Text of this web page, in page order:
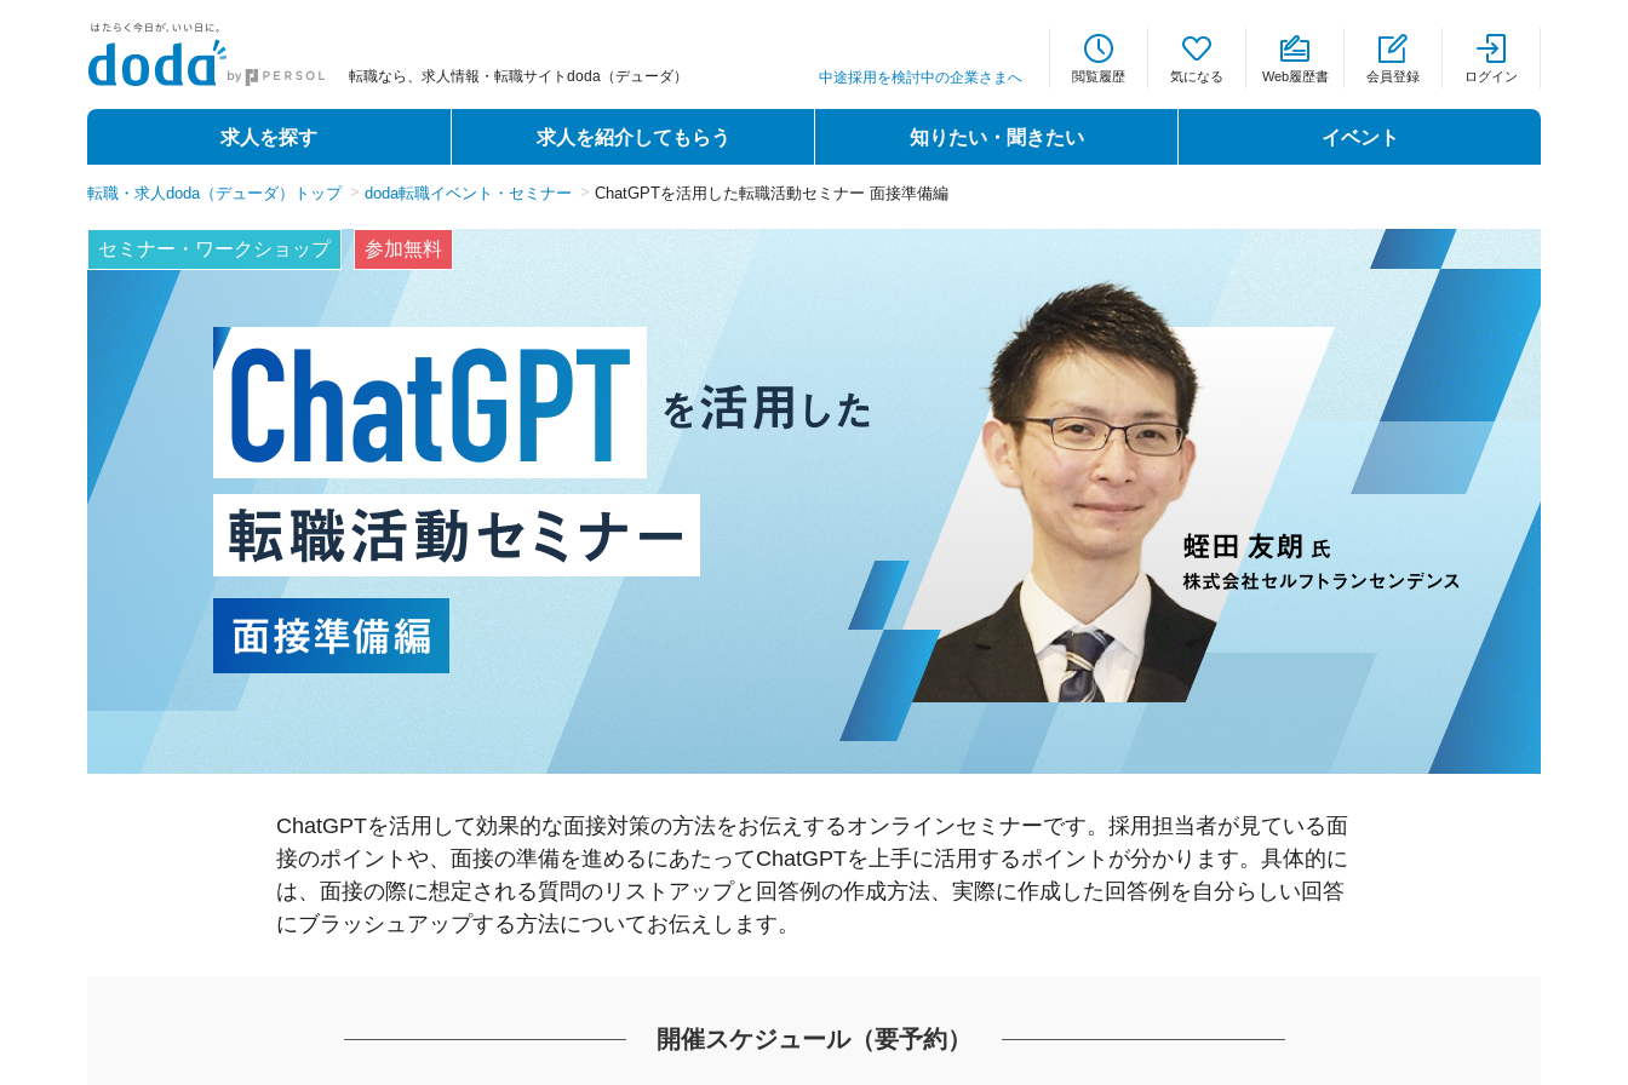
転職なら、求人情報・転職サイトdoda（デューダ） 閲覧履歴 気になる Web履歴書 会員登録 ログイン
中途採用を検討中の企業さまへ
求人を探す 求人を紹介してもらう 知りたい・聞きたい イベント
転職・求人doda（デューダ）トップ doda転職イベント・セミナー ChatGPTを活用した転職活動セミナー 面接準備編
セミナー・ワークショップ 参加無料
ChatGPTを活用して効果的な面接対策の方法をお伝えするオンラインセミナーです。採用担当者が見ている面
接のポイントや、面接の準備を進めるにあたってChatGPTを上手に活用するポイントが分かります。具体的に
は、面接の際に想定される質問のリストアップと回答例の作成方法、実際に作成した回答例を自分らしい回答
にブラッシュアップする方法についてお伝えします。
開催スケジュール（要予約）